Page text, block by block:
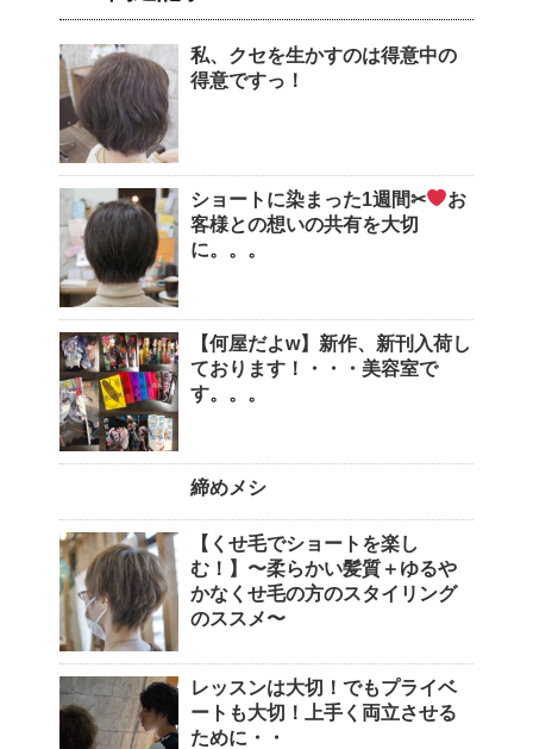
私、クセを生かすのは得意中の
得意ですっ！
ショートに染まった1週間✂︎
お
客様との想いの共有を大切
に。。。
【何屋だよw】新作、新刊入荷し
ております！・・・美容室で
す。。。
締めメシ
【くせ毛でショートを楽し
む！】〜柔らかい髪質＋ゆるや
かなくせ毛の方のスタイリング
のススメ〜
レッスンは大切！でもプライベ
ートも大切！上手く両立させる
ために・・